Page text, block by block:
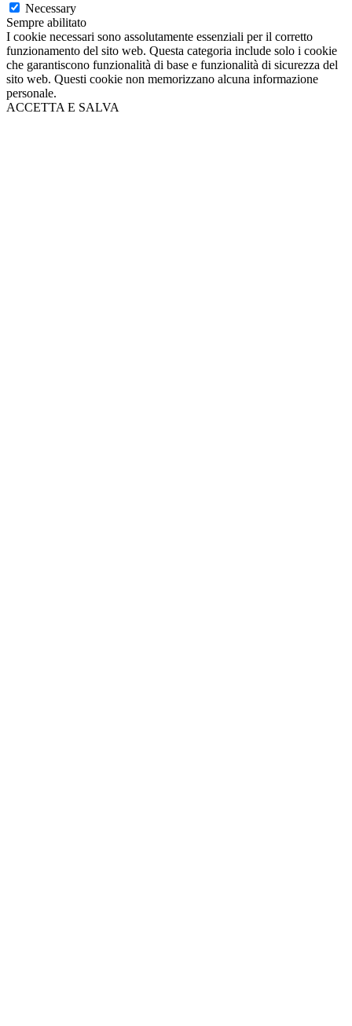
Necessary
Sempre abilitato
I cookie necessari sono assolutamente essenziali per il corretto
funzionamento del sito web. Questa categoria include solo i cookie
che garantiscono funzionalità di base e funzionalità di sicurezza del
sito web. Questi cookie non memorizzano alcuna informazione
personale.
ACCETTA E SALVA